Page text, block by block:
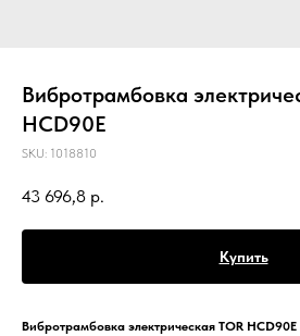
Вибротрамбовка
HCD90E
SKU: 1018810
43 696,8 р.
Купить
Вибротрамбовка электрическая TOR HCD90E